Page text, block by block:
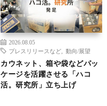
2026.08.05
プレスリリースなど
動向/展望
カウネット、箱や袋などパッ
ケージを活躍させる「ハコ
活。研究所」立ち上げ